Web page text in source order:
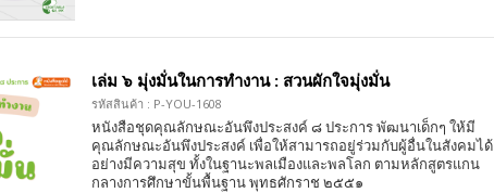
เล่ม ๖ มุ่งมั่นในการทำงาน : สวนผักใจมุ่งมั่น
รหัสสินค้า : P-YOU-1608
หนังสือชุดคุณลักษณะอันพึงประสงค์ ๘ ประการ พัฒนาเด็กๆ ให้มี
คุณลักษณะอันพึงประสงค์ เพื่อให้สามารถอยู่ร่วมกับผู้อื่นในสังคมได้
อย่างมีความสุข ทั้งในฐานะพลเมืองและพลโลก ตามหลักสูตรแกน
กลางการศึกษาขั้นพื้นฐาน พุทธศักราช ๒๕๕๑